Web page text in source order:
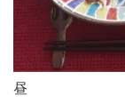
昼